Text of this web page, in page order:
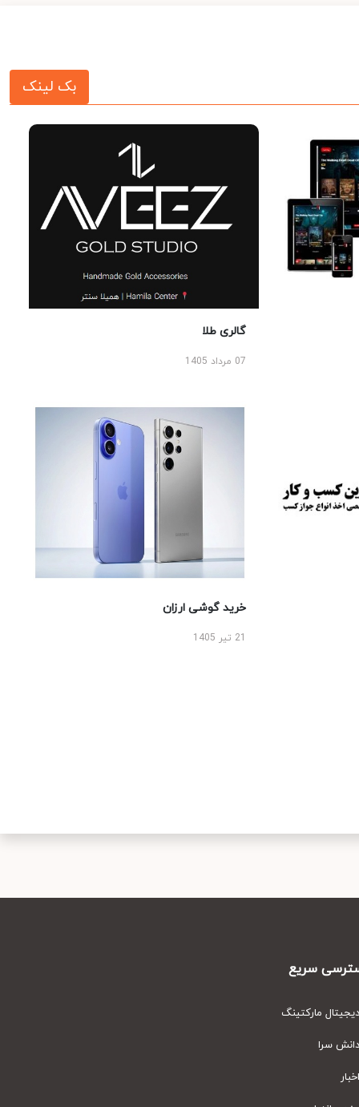
بک لینک
گالری طلا
07 مرداد 1405
خرید گوشی ارزان
سریع
مارکتینگ
سرا